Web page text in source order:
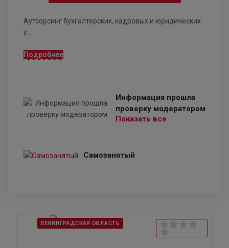
Аутсорсинг бухгалтерских, кадровых и юридических
у...
Подробнее
Информация прошла
проверку модератором
Показать все
Самозанятый
ЛЕНИНГРАДСКАЯ ОБЛАСТЬ